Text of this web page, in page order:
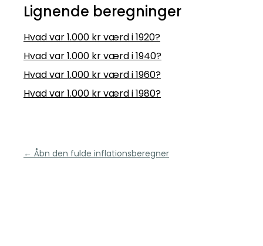
Lignende beregninger
Hvad var 1.000 kr værd i 1920?
Hvad var 1.000 kr værd i 1940?
Hvad var 1.000 kr værd i 1960?
Hvad var 1.000 kr værd i 1980?
← Åbn den fulde inflationsberegner